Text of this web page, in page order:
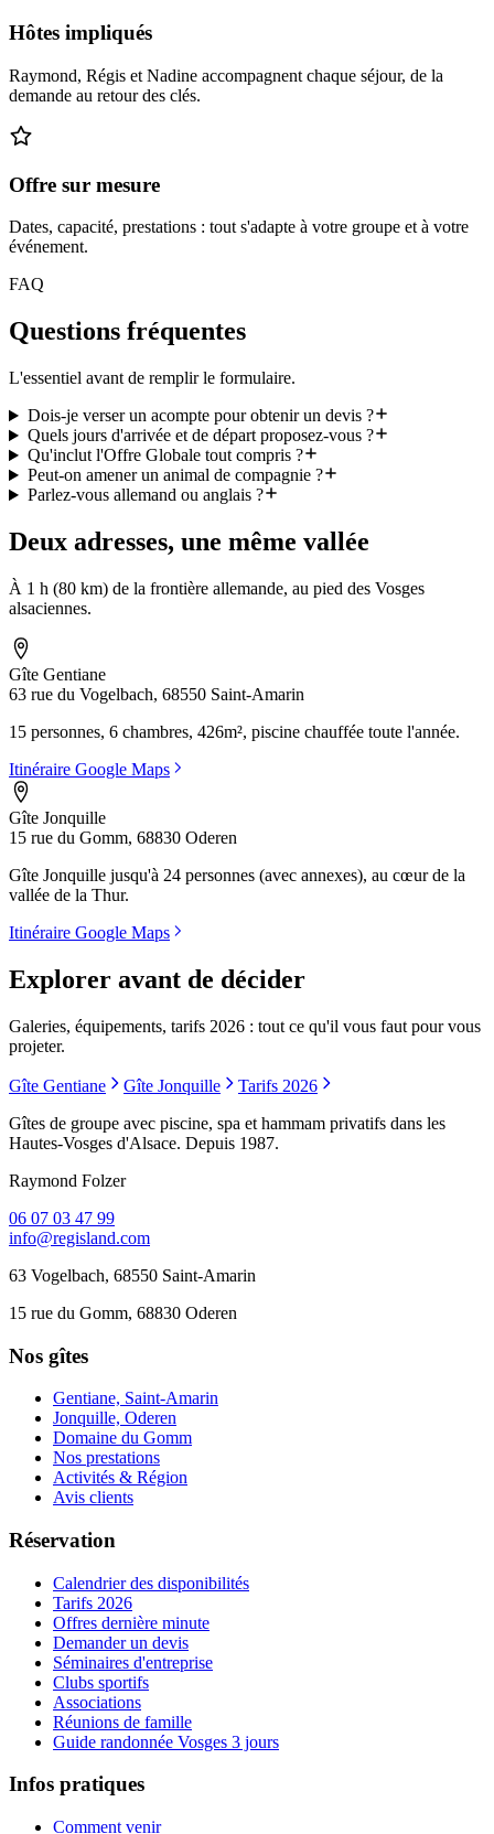
Hôtes impliqués
Raymond, Régis et Nadine accompagnent chaque séjour, de la
demande au retour des clés.
Offre sur mesure
Dates, capacité, prestations : tout s'adapte à votre groupe et à votre
événement.
FAQ
Questions fréquentes
L'essentiel avant de remplir le formulaire.
Dois-je verser un acompte pour obtenir un devis ?
Quels jours d'arrivée et de départ proposez-vous ?
Qu'inclut l'Offre Globale tout compris ?
Peut-on amener un animal de compagnie ?
Parlez-vous allemand ou anglais ?
Deux adresses, une même vallée
À 1 h (80 km) de la frontière allemande, au pied des Vosges
alsaciennes.
Gîte Gentiane
63 rue du Vogelbach, 68550 Saint-Amarin
15 personnes, 6 chambres, 426m², piscine chauffée toute l'année.
Itinéraire Google Maps
Gîte Jonquille
15 rue du Gomm, 68830 Oderen
Gîte Jonquille jusqu'à 24 personnes (avec annexes), au cœur de la
vallée de la Thur.
Itinéraire Google Maps
Explorer avant de décider
Galeries, équipements, tarifs 2026 : tout ce qu'il vous faut pour vous
projeter.
Gîte Gentiane Gîte Jonquille
Tarifs 2026
Gîtes de groupe avec piscine, spa et hammam privatifs dans les
Hautes-Vosges d'Alsace. Depuis 1987.
Raymond Folzer
06 07 03 47 99
info@regisland.com
63 Vogelbach, 68550 Saint-Amarin
15 rue du Gomm, 68830 Oderen
Nos gîtes
Gentiane, Saint-Amarin
Jonquille, Oderen
Domaine du Gomm
Nos prestations
Activités & Région
Avis clients
Réservation
Calendrier des disponibilités
Tarifs 2026
Offres dernière minute
Demander un devis
Séminaires d'entreprise
Clubs sportifs
Associations
Réunions de famille
Guide randonnée Vosges 3 jours
Infos pratiques
Comment venir